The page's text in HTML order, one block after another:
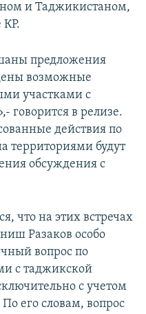
и Таджикистаном,
КР.
предложения
возможные
участками с
говорится в релизе.
действия по
территориями будут
обсуждения с
что на этих встречах
Разаков особо
вопрос по
с таджикской
с учетом
его словам, вопрос